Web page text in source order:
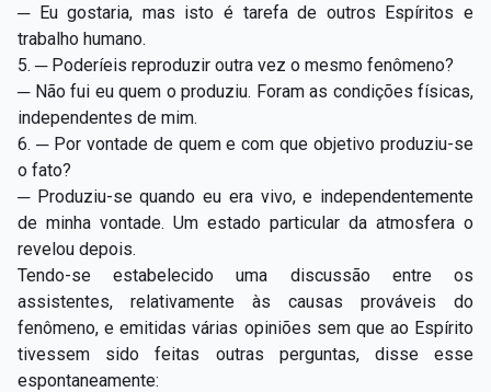
─ Eu gostaria, mas isto é tarefa de outros Espíritos e
trabalho humano.
5. ─ Poderíeis reproduzir outra vez o mesmo fenômeno?
─ Não fui eu quem o produziu. Foram as condições físicas,
independentes de mim.
6. ─ Por vontade de quem e com que objetivo produziu-se
o fato?
─ Produziu-se quando eu era vivo, e independentemente
de minha vontade. Um estado particular da atmosfera o
revelou depois.
Tendo-se estabelecido uma discussão entre os
assistentes, relativamente às causas prováveis do
fenômeno, e emitidas várias opiniões sem que ao Espírito
tivessem sido feitas outras perguntas, disse esse
espontaneamente: